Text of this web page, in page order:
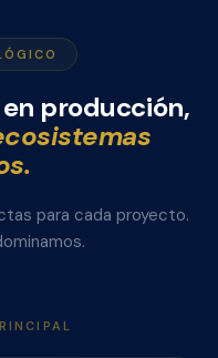
producción,
para cada proyecto.